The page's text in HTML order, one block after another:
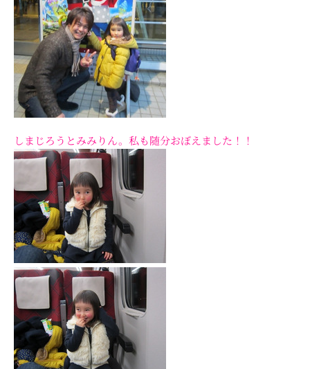
しまじろうとみみりん。私も随分おぼえました！！